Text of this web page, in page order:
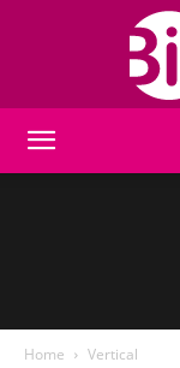
Home Vertical